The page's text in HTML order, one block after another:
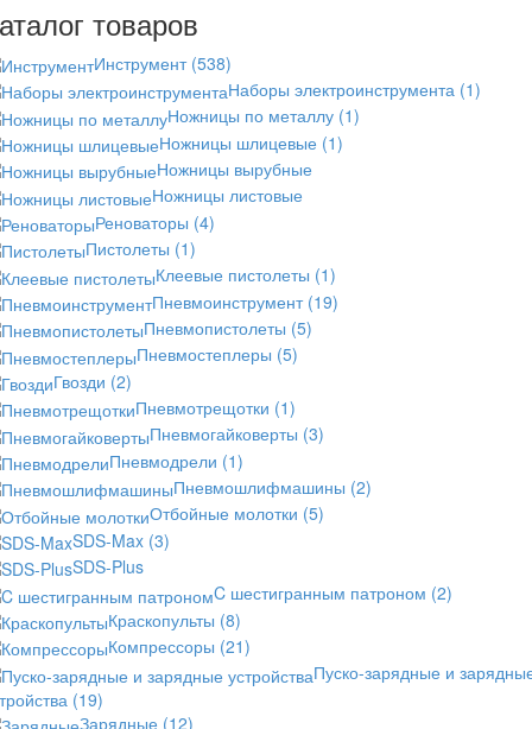
товаров
Инструмент (538)
Наборы электроинструмента (1)
Ножницы по металлу (1)
Ножницы шлицевые (1)
Ножницы вырубные
Ножницы листовые
Реноваторы (4)
Пистолеты (1)
Клеевые пистолеты (1)
Пневмоинструмент (19)
Пневмопистолеты (5)
Пневмостеплеры (5)
Гвозди (2)
Пневмотрещотки (1)
Пневмогайковерты (3)
Пневмодрели (1)
Пневмошлифмашины (2)
Отбойные молотки (5)
SDS-Max (3)
SDS-Plus
C шестигранным патроном (2)
Краскопульты (8)
Компрессоры (21)
Пуско-зарядные и
(19)
Зарядные (12)